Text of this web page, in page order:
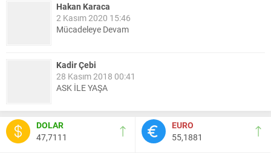
Hakan Karaca
2 Kasım 2020 15:46
Mücadeleye Devam
Kadir Çebi
28 Kasım 2018 00:41
ASK İLE YAŞA
Nail Kazanç
10 Mart 2023 21:36
HAYDİ TEKİRDAĞ MAÇA !!!!
DOLAR
47,7111
EURO
55,1881